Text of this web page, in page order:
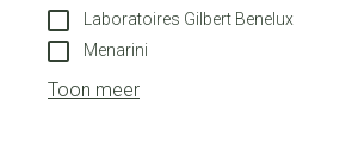
Laboratoires Gilbert Benelux
Menarini
Toon meer